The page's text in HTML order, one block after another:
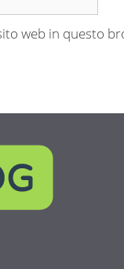
web in questo